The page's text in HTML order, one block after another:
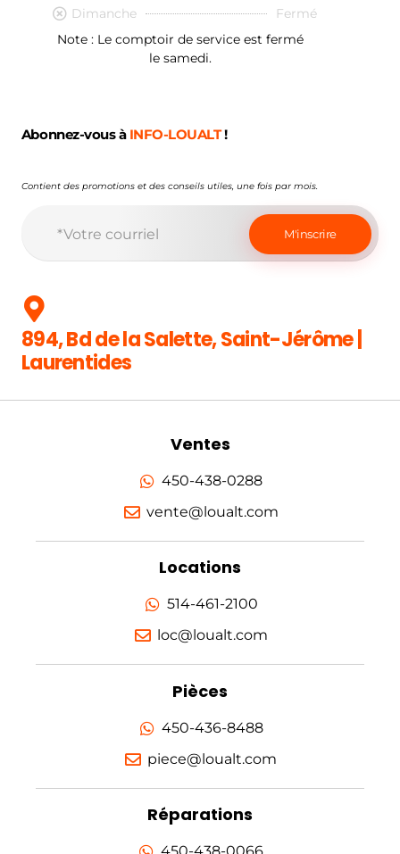
Dimanche
Fermé
Note : Le comptoir de service est fermé
le samedi.
Abonnez-vous à INFO-LOUALT!
Contient des promotions et des conseils utiles, une fois par mois.
894, Bd de la Salette, Saint-Jérôme |
Laurentides
Ventes
450-438-0288
vente@loualt.com
Locations
514-461-2100
loc@loualt.com
Pièces
450-436-8488
piece@loualt.com
Réparations